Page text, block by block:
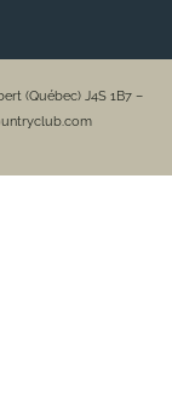
(Québec) J4S 1B7 –